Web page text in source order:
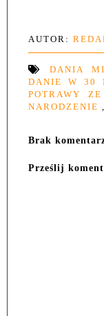
AUTOR:
DANIA
DANIE W 30
POTRAWY
NARODZENIE ,
Brak
Prześlij